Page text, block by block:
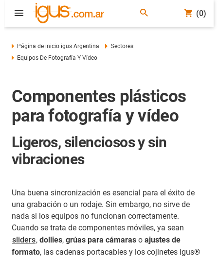
(0)
Página de inicio igus Argentina
Sectores
Equipos De Fotografía Y Vídeo
Componentes plásticos
para fotografía y vídeo
Ligeros, silenciosos y sin
vibraciones
Una buena sincronización es esencial para el éxito de
una grabación o un rodaje. Sin embargo, no sirve de
nada si los equipos no funcionan correctamente.
Cuando se trata de componentes móviles, ya sean
sliders, dollies, grúas para cámaras o ajustes de
formato, las cadenas portacables y los cojinetes igus®